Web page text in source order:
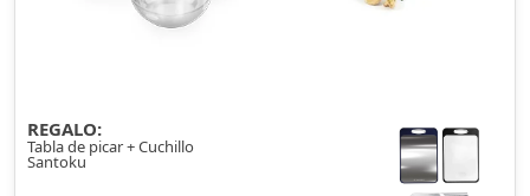
REGALO:
Tabla de picar + Cuchillo
Santoku